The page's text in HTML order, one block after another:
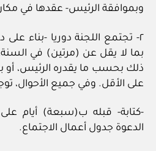
وبموافقة الرئيس- عقدها في
٢- تجتمع اللجنة دوريا -بناء
بما لا يقل عن (مرتين) في
ذلك بحسب ما يقدره الرئيس،
على الأقل. وفي جميع الأحوال،
-كتابة- قبله ب(سبعة) أيام
الدعوة جدول أعمال الاجتماع.